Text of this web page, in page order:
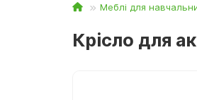
Меблі для
Крісло для